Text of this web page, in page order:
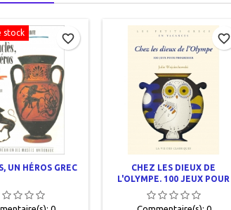
stock
UN HÉROS GREC
favorite_border
CHEZ LES DIEUX DE
L'OLYMPE. 100 JEUX POUR
PROGRESSER
favorite_border